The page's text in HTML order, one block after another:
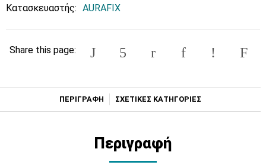
Κατασκευαστής: AURAFIX
Share this page:
ΠΕΡΙΓΡΑΦΗ ΣΧΕΤΙΚΕΣ ΚΑΤΗΓΟΡΙΕΣ
Περιγραφή